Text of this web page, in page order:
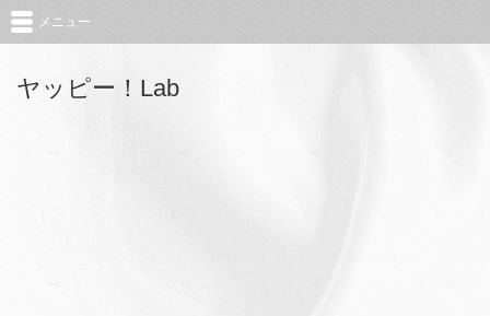
ヤッピー！Lab
メニュー